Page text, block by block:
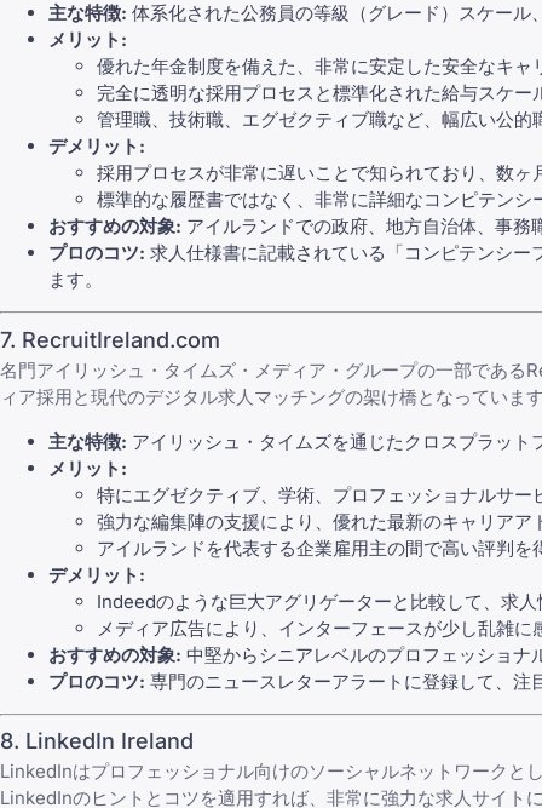
主な特徴: 体系化された公務員の等級（グレード）スケー
メリット:
優れた年金制度を備えた、非常に安定した安全なキャ
完全に透明な採用プロセスと標準化された給与スケー
管理職、技術職、エグゼクティブ職など、幅広い公的
デメリット:
採用プロセスが非常に遅いことで知られており、数ヶ
標準的な履歴書ではなく、非常に詳細なコンピテン
おすすめの対象: アイルランドでの政府、地方自治体、事
プロのコツ: 求人仕様書に記載されている「コンピテンシ
ます。
7. RecruitIreland.com
名門アイリッシュ・タイムズ・メディア・グループの一部であ
ィア採用と現代のデジタル求人マッチングの架け橋となっていま
主な特徴: アイリッシュ・タイムズを通じたクロスプラッ
メリット:
特にエグゼクティブ、学術、プロフェッショナルサ
強力な編集陣の支援により、優れた最新のキャリア
アイルランドを代表する企業雇用主の間で高い評判を
デメリット:
Indeedのような巨大アグリゲーターと比較して、求
メディア広告により、インターフェースが少し乱雑
おすすめの対象: 中堅からシニアレベルのプロフェッショ
プロのコツ: 専門のニュースレターアラートに登録して、
8. LinkedIn Ireland
LinkedInはプロフェッショナル向けのソーシャルネットワークと
LinkedInのヒントとコツ を適用すれば、非常に強力な求人サイト